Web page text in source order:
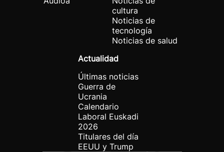
cultura
Noticias de
tecnología
Noticias de salud
Actualidad
Últimas noticias
Guerra de
Ucrania
Calendario
Laboral Euskadi
2026
Titulares del día
EEUU y Trump